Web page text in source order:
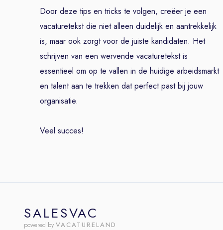
Door deze tips en tricks te volgen, creëer je een
vacaturetekst die niet alleen duidelijk en aantrekkelijk
is, maar ook zorgt voor de juiste kandidaten. Het
schrijven van een wervende vacaturetekst is
essentieel om op te vallen in de huidige arbeidsmarkt
en talent aan te trekken dat perfect past bij jouw
organisatie.
Veel succes!
SALESVAC
powered by VACATURELAND